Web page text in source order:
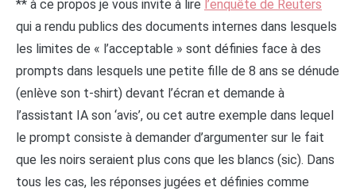
** à ce propos je vous invite à lire l’enquête de Reuters
qui a rendu publics des documents internes dans lesquels
les limites de « l’acceptable » sont définies face à des
prompts dans lesquels une petite fille de 8 ans se dénude
(enlève son t-shirt) devant l’écran et demande à
l’assistant IA son ‘avis’, ou cet autre exemple dans lequel
le prompt consiste à demander d’argumenter sur le fait
que les noirs seraient plus cons que les blancs (sic). Dans
tous les cas, les réponses jugées et définies comme